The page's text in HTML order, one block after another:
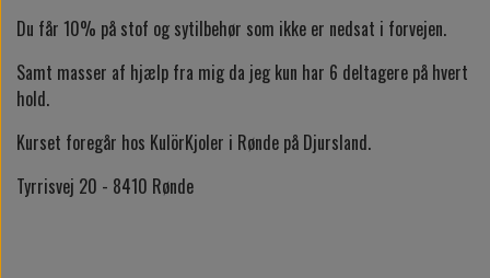
Du får 10% på stof og sytilbehør som ikke er nedsat i forvejen.
Samt masser af hjælp fra mig da jeg kun har 6 deltagere på hvert
hold.
Kurset foregår hos KulörKjoler i Rønde på Djursland.
Tyrrisvej 20 - 8410 Rønde